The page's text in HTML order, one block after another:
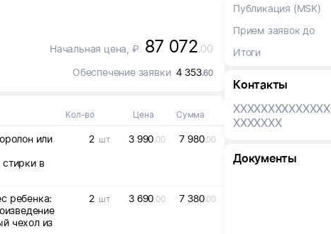
Начальная цена, ₽ 87 072.00
Обеспечение заявки 4 353.60
Кол-во Цена Сумма
или
в
2 шт 3 990.00 7 980.00
ребенка:
чехол из
2 шт 3 690.00 7 380.00
Публикация (MSK)
Прием заявок до
Итоги
Контакты
XXXXXXXXXXXXXX
XXXXXXX
Документы